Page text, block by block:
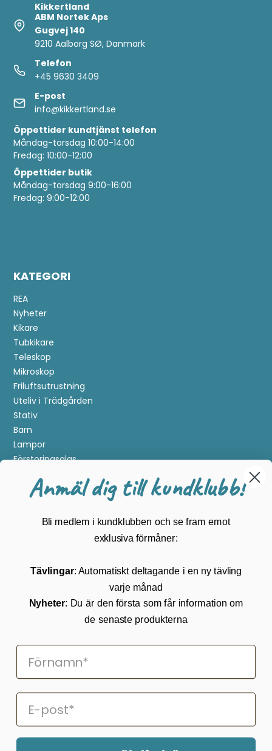
Kikkertland
ABM Nortek Aps
Gugvej 140
9210 Aalborg SØ, Danmark
Telefon
+45 9630 3409
E-post
info@kikkertland.se
Öppettider kundtjänst telefon
Måndag-torsdag 10:00-14:00
Fredag: 10:00-12:00
Öppettider butik
Måndag-torsdag 9:00-16:00
Fredag: 9:00-12:00
KATEGORI
REA
Nyheter
Kikare
Tubkikare
Teleskop
Mikroskop
Friluftsutrustning
Uteliv i Trädgården
Stativ
Barn
Lampor
Förstoringsglas
Guider
Köpvillkor
Cookies
Följ oss på Facebook
Anmäl dig till kundklubb!
Bli medlem i kundklubben och se fram emot
exklusiva förmåner:
Tävlingar: Automatiskt deltagande i en ny tävling
varje månad
Nyheter: Du är den första som får information om
de senaste produkterna